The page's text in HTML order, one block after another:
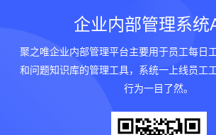
企业内部管理系统
聚之唯企业内部管理平台主要用于员工每日
和问题知识库的管理工具，系统一上线员工
行为一目了然。